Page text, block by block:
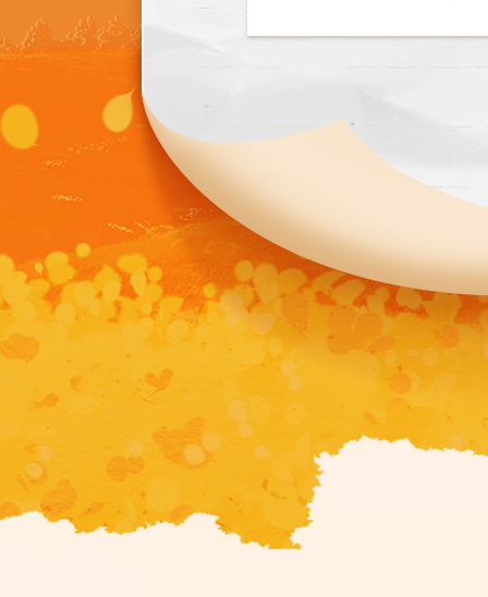
搭到绳子上
拆洗一两次
照顾公婆三
老人聊天，
传统。老人
天张罗着收
睦，生活幸
新风尚涵
北景口村出
年普遍返乡